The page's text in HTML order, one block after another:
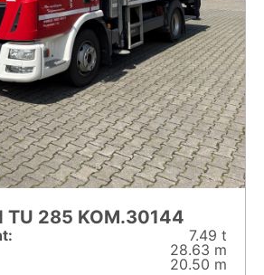
TU 285 KOM.30144
7.49 t
28.63 m
20.50 m